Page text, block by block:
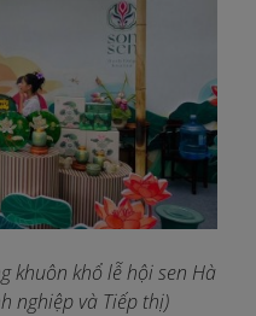
khuôn khổ lễ hội sen Hà
nghiệp và Tiếp thị)